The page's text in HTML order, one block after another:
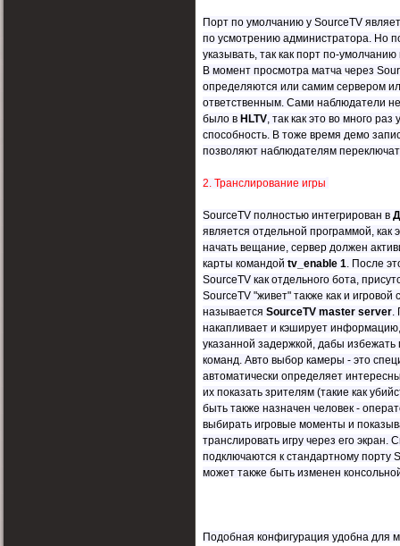
Порт по умолчанию у SourceTV
по усмотрению администратора. Но
указывать, так как порт по-
В момент просмотра матча через
определяются или самим сервером
ответственным. Сами наблюдатели не
было в HLTV , так как это во много
способность. В тоже время демо
позволяют наблюдателям
2. Транслирование игры
SourceTV полностью интегрирован в
является отдельной программой,
начать вещание, сервер должен
карты командой tv_enable 1 . После
SourceTV как отдельного бота,
SourceTV "живет" также как и
называется SourceTV master server
накапливает и кэширует
указанной задержкой, дабы избежать
команд. Авто выбор камеры - это
автоматически определяет
их показать зрителям (такие как
быть также назначен человек -
выбирать игровые моменты и
транслировать игру через его экран.
подключаются к стандартному порту
может также быть изменен
Подобная конфигурация удобна для